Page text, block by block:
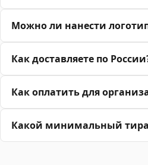
Можно ли нанести
Как доставляете по
Как оплатить для
Какой минимальный